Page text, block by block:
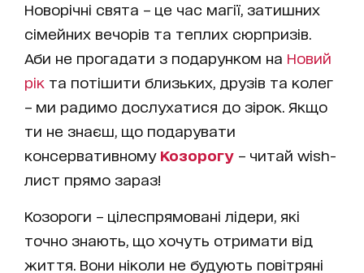
Новорічні свята – це час магії, затишних
сімейних вечорів та теплих сюрпризів.
Аби не прогадати з подарунком на Новий
рік та потішити близьких, друзів та колег
– ми радимо дослухатися до зірок. Якщо
ти не знаєш, що подарувати
консервативному Козорогу – читай wish-
лист прямо зараз!
Козороги – цілеспрямовані лідери, які
точно знають, що хочуть отримати від
життя. Вони ніколи не будують повітряні